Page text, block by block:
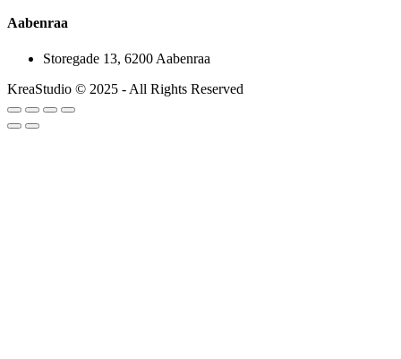
Aabenraa
Storegade 13, 6200 Aabenraa
KreaStudio © 2025 - All Rights Reserved